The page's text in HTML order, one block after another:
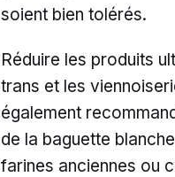
soient bien tolérés.
Réduire les produits
trans et les
également
de la baguette
farines anciennes ou